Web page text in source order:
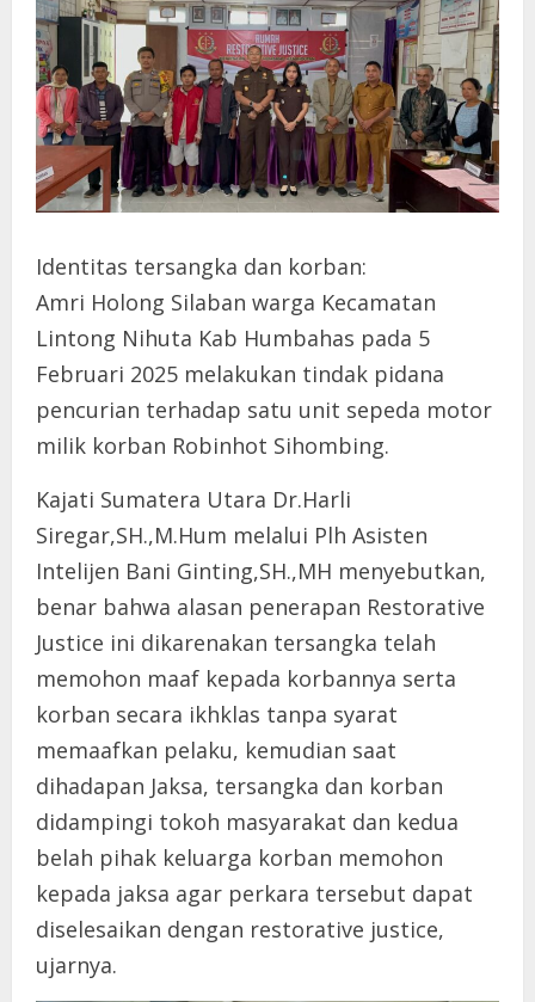
Identitas tersangka dan korban:
Amri Holong Silaban warga Kecamatan
Lintong Nihuta Kab Humbahas pada 5
Februari 2025 melakukan tindak pidana
pencurian terhadap satu unit sepeda motor
milik korban Robinhot Sihombing.
Kajati Sumatera Utara Dr.Harli
Siregar,SH.,M.Hum melalui Plh Asisten
Intelijen Bani Ginting,SH.,MH menyebutkan,
benar bahwa alasan penerapan Restorative
Justice ini dikarenakan tersangka telah
memohon maaf kepada korbannya serta
korban secara ikhklas tanpa syarat
memaafkan pelaku, kemudian saat
dihadapan Jaksa, tersangka dan korban
didampingi tokoh masyarakat dan kedua
belah pihak keluarga korban memohon
kepada jaksa agar perkara tersebut dapat
diselesaikan dengan restorative justice,
ujarnya.